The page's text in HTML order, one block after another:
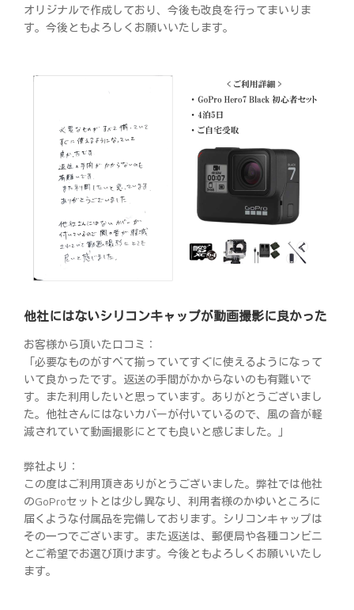
オリジナルで作成しており、今後も改良を行ってまいりま
す。今後ともよろしくお願いいたします。
他社にはないシリコンキャップが動画撮影に良かった
お客様から頂いた口コミ：
「必要なものがすべて揃っていてすぐに使えるようになって
いて良かったです。返送の手間がかからないのも有難いで
す。また利用したいと思っています。ありがとうございまし
た。他社さんにはないカバーが付いているので、風の音が軽
減されていて動画撮影にとても良いと感じました。」
弊社より：
この度はご利用頂きありがとうございました。弊社では他社
のGoProセットとは少し異なり、利用者様のかゆいところに
届くような付属品を完備しております。シリコンキャップは
その一つでございます。また返送は、郵便局や各種コンビニ
とご希望でお選び頂けます。今後ともよろしくお願いいたし
ます。